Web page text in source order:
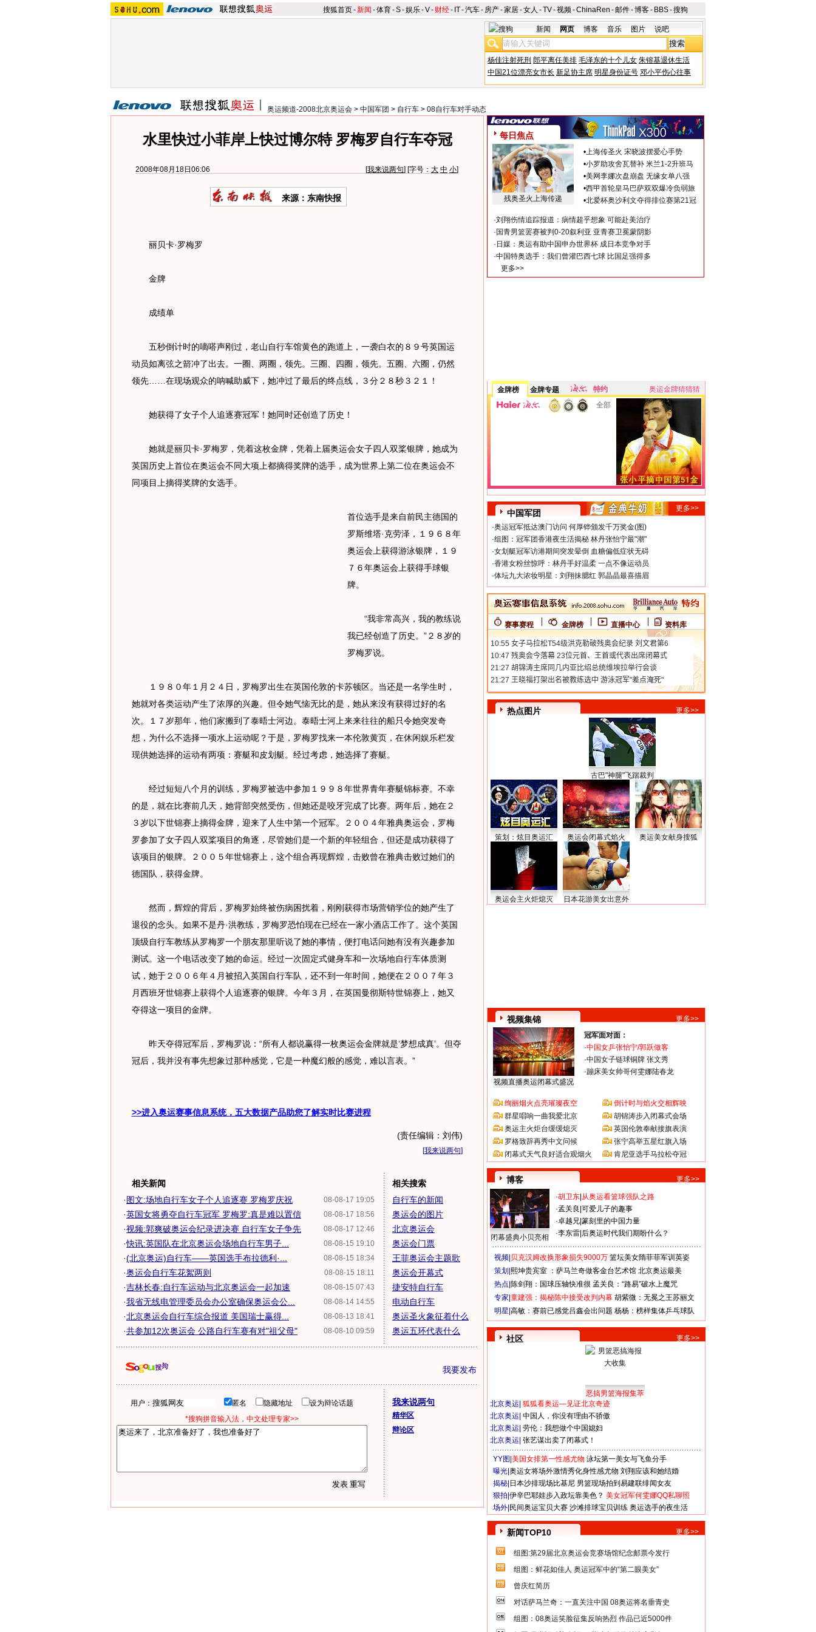
搜狐首页-新闻 -体育-S-娱乐-V- 财经- IT-汽车- 房产-家居-女人 -TV-视频-ChinaRen -邮件-博客- BBS-搜狗
新闻 网页 博客 音乐 图片 说吧
杨佳注射死刑 郎平离任美排 毛泽东的十个儿女 朱镕基退休生活
中国21位漂亮女市长 新足协主席 明星身份证号 邓小平伤心往事
奥运频道-2008北京奥运会 > 中国军团 > 自行车 > 08自行车对手动态
水里快过小菲岸上快过博尔特 罗梅罗自行车夺冠
2008年08月18日06:06 [我来说两句] [字号： 大 中 小]
来源：东南快报
丽贝卡·罗梅罗
金牌
成绩单
五秒倒计时的嘀嗒声刚过，老山自行车馆黄色的跑道上，一袭白衣的８９号英国运
动员如离弦之箭冲了出去。一圈、两圈，领先。三圈、四圈，领先。五圈、六圈，仍然
领先……在现场观众的呐喊助威下，她冲过了最后的终点线，３分２８秒３２１！
她获得了女子个人追逐赛冠军！她同时还创造了历史！
她就是丽贝卡·罗梅罗，凭着这枚金牌，凭着上届奥运会女子四人双桨银牌，她成为
英国历史上首位在奥运会不同大项上都摘得奖牌的选手，成为世界上第二位在奥运会不
同项目上摘得奖牌的女选手。
首位选手是来自前民主德国的
罗斯维塔·克劳泽，１９６８年
奥运会上获得游泳银牌，１９
７６年奥运会上获得手球银
牌。
“我非常高兴，我的教练说
我已经创造了历史。”２８岁的
罗梅罗说。
１９８０年１月２４日，罗梅罗出生在英国伦敦的卡苏顿区。当还是一名学生时，
她就对各类运动产生了浓厚的兴趣。但令她气恼无比的是，她从来没有获得过好的名
次。１７岁那年，他们家搬到了泰晤士河边。泰晤士河上来来往往的船只令她突发奇
想，为什么不选择一项水上运动呢？于是，罗梅罗找来一本伦敦黄页，在休闲娱乐栏发
现供她选择的运动有两项：赛艇和皮划艇。经过考虑，她选择了赛艇。
经过短短八个月的训练，罗梅罗被选中参加１９９８年世界青年赛艇锦标赛。不幸
的是，就在比赛前几天，她背部突然受伤，但她还是咬牙完成了比赛。两年后，她在２
３岁以下世锦赛上摘得金牌，迎来了人生中第一个冠军。２００４年雅典奥运会，罗梅
罗参加了女子四人双桨项目的角逐，尽管她们是一个新的年轻组合，但还是成功获得了
该项目的银牌。２００５年世锦赛上，这个组合再现辉煌，击败曾在雅典击败过她们的
德国队，获得金牌。
然而，辉煌的背后，罗梅罗始终被伤病困扰着，刚刚获得市场营销学位的她产生了
退役的念头。如果不是丹·洪教练，罗梅罗恐怕现在已经在一家小酒店工作了。这个英国
顶级自行车教练从罗梅罗一个朋友那里听说了她的事情，便打电话问她有没有兴趣参加
测试。这一个电话改变了她的命运。经过一次固定式健身车和一次场地自行车体质测
试，她于２００６年４月被招入英国自行车队，还不到一年时间，她便在２００７年３
月西班牙世锦赛上获得个人追逐赛的银牌。今年３月，在英国曼彻斯特世锦赛上，她又
夺得这一项目的金牌。
昨天夺得冠军后，罗梅罗说：“所有人都说赢得一枚奥运会金牌就是‘梦想成真’。但夺
冠后，我并没有事先想象过那种感觉，它是一种魔幻般的感觉，难以言表。”
>>进入奥运赛事信息系统，五大数据产品助您了解实时比赛进程
(责任编辑：刘伟)
[我来说两句]
相关新闻
08-08-17 19:05
·图文:场地自行车女子个人追逐赛 罗梅罗庆祝
08-08-17 18:56
·英国女将勇夺自行车冠军 罗梅罗:真是难以置信
08-08-17 12:46
·视频:郭爽破奥运会纪录进决赛 自行车女子争先
08-08-15 19:10
·快讯:英国队在北京奥运会场地自行车男子...
08-08-15 18:34
·(北京奥运)自行车——英国选手布拉德利·...
08-08-15 18:11
·奥运会自行车花絮两则
08-08-15 07:43
·吉林长春:自行车运动与北京奥运会一起加速
08-08-14 14:55
·我省无线电管理委员会办公室确保奥运会公...
08-08-13 18:41
·北京奥运会自行车综合报道 美国瑞士赢得...
08-08-10 09:59
·共参加12次奥运会 公路自行车赛有对"祖父母"
相关搜索
自行车的新闻
奥运会的图片
北京奥运会
奥运会门票
王菲奥运会主题歌
奥运会开幕式
捷安特自行车
电动自行车
奥运圣火象征着什么
奥运五环代表什么
我要发布
用户： 匿名 隐藏地址
设为辩论话题
*搜狗拼音输入法，中文处理专家>>
我来说两句
精华区
辩论区
每日焦点
残奥圣火上海传递
•上海传圣火 宋晓波摆爱心手势
•小罗助攻舍瓦替补 米兰1-2升班马
•美网李娜次盘崩盘 无缘女单八强
•西甲首轮皇马巴萨双双爆冷负弱旅
•北爱杯奥沙利文夺得排位赛第21冠
·刘翔伤情追踪报道：病情超乎想象 可能赴美治疗
· 国青男篮罢赛被判0-20叙利亚 亚青赛卫冕蒙阴影
· 日媒：奥运有助中国申办世界杯 成日本竞争对手
·中国特奥选手：我们曾灌巴西七球 比国足强得多
更多>>
金牌榜 金牌专题 特约
奥运金牌猜猜猜
全部
中国军团
更多>>
·奥运冠军抵达澳门访问 何厚铧颁发千万奖金(图)
·组图：冠军团香港夜生活揭秘 林丹张怡宁最"潮"
·女划艇冠军访港期间突发晕倒 血糖偏低症状无碍
·香港女粉丝惊呼：林丹手好温柔 一点不像运动员
·体坛九大浓妆明星：刘翔抹腮红 郭晶晶最喜描眉
赛事赛程 金牌榜 直播中心 资料库
热点图片 更多>>
古巴"神腿"飞踹裁判
策划：炫目奥运汇 奥运会闭幕式焰火 奥运美女献身搜狐
奥运会主火炬熄灭 日本花游美女出意外
视频集锦 更多>>
视频直播奥运闭幕式盛况
冠军面对面：
·中国女乒张怡宁/郭跃做客
·中国女子链球铜牌 张文秀
·蹦床美女帅哥何雯娜陆春龙
绚丽烟火点亮璀璨夜空
群星唱响一曲我爱北京
奥运主火炬台缓缓熄灭
罗格致辞再秀中文问候
闭幕式天气良好适合观烟火
倒计时与焰火交相辉映
胡锦涛步入闭幕式会场
英国伦敦奉献接旗表演
张宁高举五星红旗入场
肯尼亚选手马拉松夺冠
博客 更多>>
闭幕盛典小贝亮相
·胡卫东 从奥运看篮球强队之路
·孟关良 可爱儿子的趣事
·卓越兄 篆刻里的中国力量
·李东雷 后奥运时代我们期盼什么？
视频| 贝克汉姆改换形象损失9000万 篮坛美女隋菲菲军训英姿
策划| 熙坤贵宾室 ：萨马兰奇做客金台艺术馆 北京奥运最美
热点| 陈剑翔：国球压轴快准很 孟关良：“路易”破水上魔咒
专家| 童建强：揭秘陈中接受改判内幕 胡紫微：无冕之王苏丽文
明星| 高敏：赛前已感觉吕鑫会出问题 杨杨：榜样集体乒乓球队
社区 更多>>
恶搞男篮海报集萃
北京奥运 狐狐看奥运—见证北京奇迹
北京奥运 中国人，你没有理由不骄傲
北京奥运 劳伦：我想做个中国媳妇
北京奥运 张艺谋出卖了闭幕式！
YY图| 美国女排第一性感尤物 泳坛第一美女与飞鱼分手
曝光| 奥运女将场外激情秀化身性感尤物 刘翔应该和她结婚
揭秘| 日本沙排现场比基尼 男篮现场拍到易建联绯闻女友
狠拍| 伊辛巴耶娃步入政坛靠美色？ 美女冠军何雯娜QQ私聊照
场外| 民间奥运宝贝大赛 沙滩排球宝贝训练 奥运选手的夜生活
新闻TOP10 更多>>
组图:第29届北京奥运会竞赛场馆纪念邮票今发行
组图：鲜花如佳人 奥运冠军中的“第二眼美女”
曾庆红简历
对话萨马兰奇：一直关注中国 08奥运将名垂青史
组图：08奥运笑脸征集反响热烈 作品已近5000件